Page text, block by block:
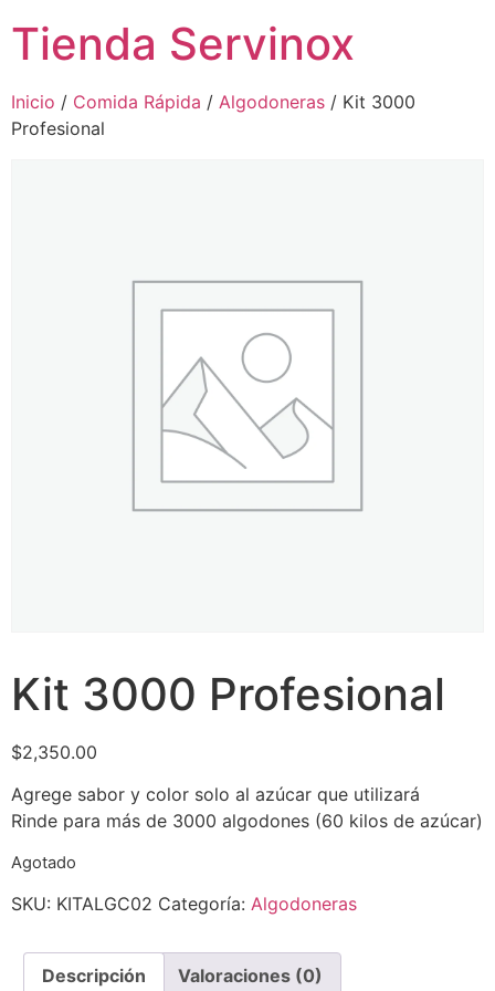
Tienda Servinox
Inicio / Comida Rápida / Algodoneras / Kit 3000
Profesional
Kit 3000 Profesional
$2,350.00
Agrege sabor y color solo al azúcar que utilizará
Rinde para más de 3000 algodones (60 kilos de azúcar)
Agotado
SKU: KITALGC02 Categoría: Algodoneras
Descripción Valoraciones (0)